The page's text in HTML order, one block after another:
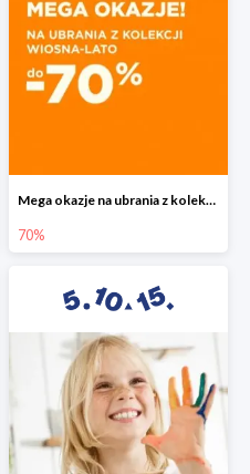
Mega okazje na ubrania z kolekcji wiosna-lato do -70%
70%